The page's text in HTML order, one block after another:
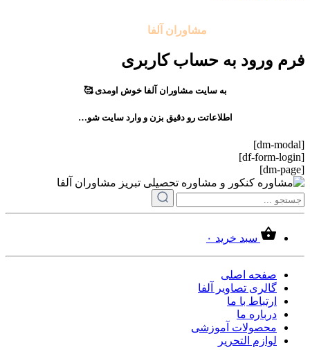
مشاوران آلفا
فرم ورود به حساب کاربری
به سایت مشاوران آلفا خوش اومدی 🥰
اطلاعاتت رو دقیق بزن و وارد سایت شو…
[dm-modal]
[df-form-login]
[dm-page]
سبد خرید ۰
صفحه اصلی
گالری تصاویر آلفا
ارتباط با ما
درباره ما
محصولات آموزشی
لوازم التحریر